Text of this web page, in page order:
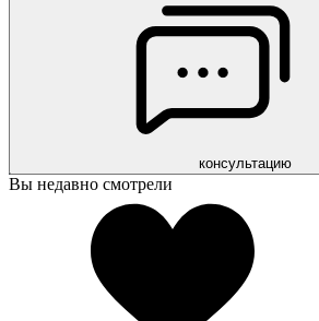
консультацию
Вы недавно смотрели